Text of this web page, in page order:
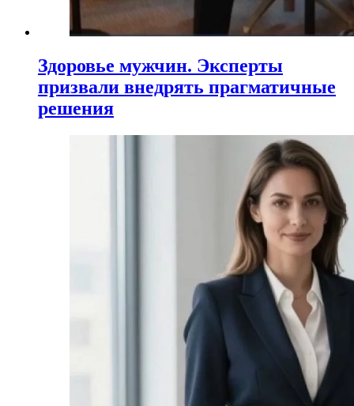
Здоровье мужчин. Эксперты
призвали внедрять прагматичные
решения